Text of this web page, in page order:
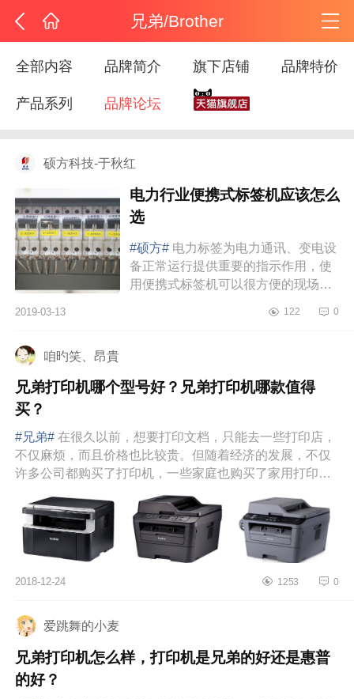
兄弟/Brother
全部内容 品牌简介 旗下店铺 品牌特价
产品系列 品牌论坛
硕方科技-于秋红
电力行业便携式标签机应该怎么
选
#硕方# 电力标签为电力通讯、变电设
备正常运行提供重要的指示作用，使
用便携式标签机可以很方便的现场制
批量打印，可以通过联机设置，批量
2019-03-13 122 0
咱旳笑、昂貴
兄弟打印机哪个型号好？兄弟打印机哪款值得
买？
#兄弟# 在很久以前，想要打印文档，只能去一些打印店，
不仅麻烦，而且价格也比较贵。但随着经济的发展，不仅
许多公司都购买了打印机，一些家庭也购买了家用打印
2018-12-24 1253 0
爱跳舞的小麦
兄弟打印机怎么样，打印机是兄弟的好还是惠普
的好？